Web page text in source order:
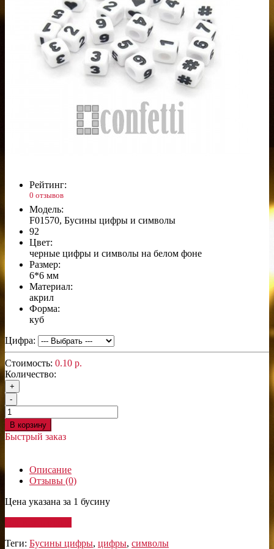
Рейтинг:
0 отзывов
Модель:
F01570, Бусины цифры и символы
92
Цвет:
черные цифры и символы на белом фоне
Размер:
6*6 мм
Материал:
акрил
Форма:
куб
Цифра:
Стоимость: 0.10 р.
Количество:
+
-
В корзину
Быстрый заказ
Описание
Отзывы (0)
Цена указана за 1 бусину
Теги: Бусины цифры, цифры, символы